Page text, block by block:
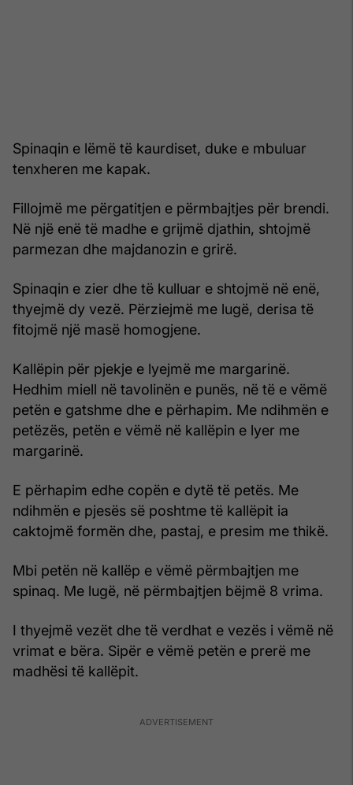
Spinaqin e lëmë të kaurdiset, duke e mbuluar
tenxheren me kapak.
Fillojmë me përgatitjen e përmbajtjes për brendi.
Në një enë të madhe e grijmë djathin, shtojmë
parmezan dhe majdanozin e grirë.
Spinaqin e zier dhe të kulluar e shtojmë në enë,
thyejmë dy vezë. Përziejmë me lugë, derisa të
fitojmë një masë homogjene.
Kallëpin për pjekje e lyejmë me margarinë.
Hedhim miell në tavolinën e punës, në të e vëmë
petën e gatshme dhe e përhapim. Me ndihmën e
petëzës, petën e vëmë në kallëpin e lyer me
margarinë.
E përhapim edhe copën e dytë të petës. Me
ndihmën e pjesës së poshtme të kallëpit ia
caktojmë formën dhe, pastaj, e presim me thikë.
Mbi petën në kallëp e vëmë përmbajtjen me
spinaq. Me lugë, në përmbajtjen bëjmë 8 vrima.
I thyejmë vezët dhe të verdhat e vezës i vëmë në
vrimat e bëra. Sipër e vëmë petën e prerë me
madhësi të kallëpit.